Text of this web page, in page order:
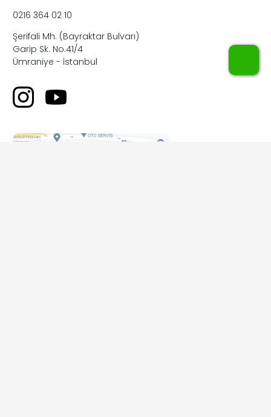
0216 364 02 10
Şerifali Mh. (Bayraktar Bulvarı)
Garip Sk. No.41/4
Ümraniye - İstanbul